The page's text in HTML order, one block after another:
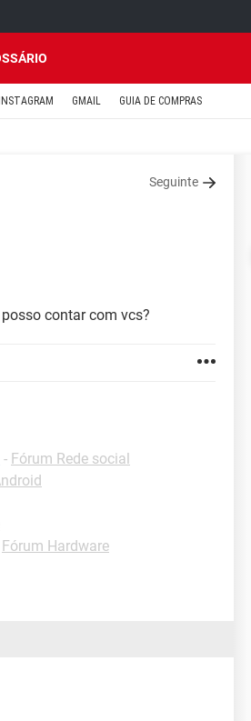
INSTAGRAM GMAIL GUIA DE COMPRAS
Seguinte
contar com vcs?
- Fórum Rede social
Fórum Hardware